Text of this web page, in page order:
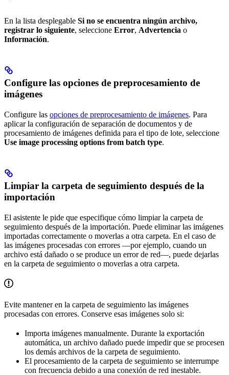
En la lista desplegable Si no se encuentra ningún archivo,
registrar lo siguiente, seleccione Error, Advertencia o
Información.
Configure las opciones de preprocesamiento de
imágenes
Configure las opciones de preprocesamiento de imágenes. Para
aplicar la configuración de separación de documentos y de
procesamiento de imágenes definida para el tipo de lote, seleccione
Use image processing options from batch type.
Limpiar la carpeta de seguimiento después de la
importación
El asistente le pide que especifique cómo limpiar la carpeta de
seguimiento después de la importación. Puede eliminar las imágenes
importadas correctamente o moverlas a otra carpeta. En el caso de
las imágenes procesadas con errores —por ejemplo, cuando un
archivo está dañado o se produce un error de red—, puede dejarlas
en la carpeta de seguimiento o moverlas a otra carpeta.
Evite mantener en la carpeta de seguimiento las imágenes
procesadas con errores. Conserve esas imágenes solo si:
Importa imágenes manualmente. Durante la exportación
automática, un archivo dañado puede impedir que se procesen
los demás archivos de la carpeta de seguimiento.
El procesamiento de la carpeta de seguimiento se interrumpe
con frecuencia debido a una conexión de red inestable.